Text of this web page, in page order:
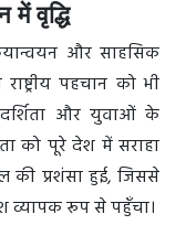
में वृद्धि
और साहसिक
पहचान को भी
और युवाओं के
को पूरे देश में सराहा
की प्रशंसा हुई, जिससे
व्यापक रूप से पहुँचा।